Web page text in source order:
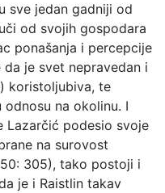
sve jedan gadniji od
od svojih gospodara
ponašanja i percepcije
je svet nepravedan i
koristoljubiva, te
na okolinu. I
Lazarčić podesio svoje
na surovost
305), tako postoji i
je i Raistlin takav